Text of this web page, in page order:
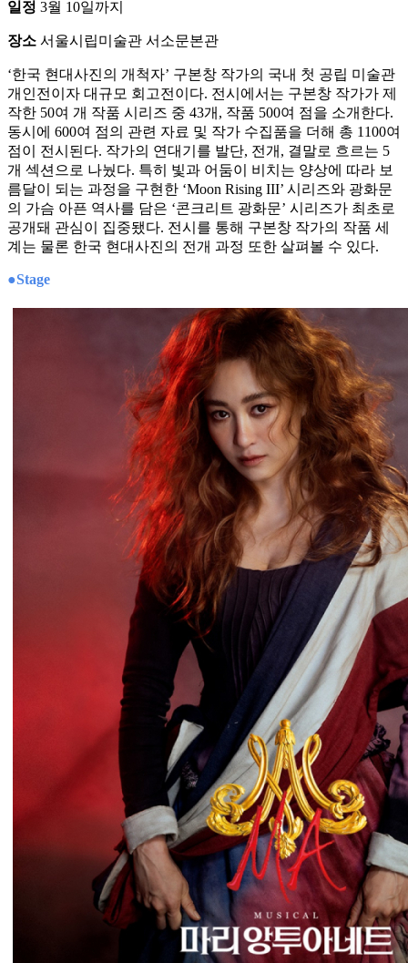
일정 3월 10일까지
장소 서울시립미술관 서소문본관
‘한국 현대사진의 개척자’ 구본창 작가의 국내 첫 공립 미술관
개인전이자 대규모 회고전이다. 전시에서는 구본창 작가가 제
작한 50여 개 작품 시리즈 중 43개, 작품 500여 점을 소개한다.
동시에 600여 점의 관련 자료 및 작가 수집품을 더해 총 1100여
점이 전시된다. 작가의 연대기를 발단, 전개, 결말로 흐르는 5
개 섹션으로 나눴다. 특히 빛과 어둠이 비치는 양상에 따라 보
름달이 되는 과정을 구현한 ‘Moon Rising III’ 시리즈와 광화문
의 가슴 아픈 역사를 담은 ‘콘크리트 광화문’ 시리즈가 최초로
공개돼 관심이 집중됐다. 전시를 통해 구본창 작가의 작품 세
계는 물론 한국 현대사진의 전개 과정 또한 살펴볼 수 있다.
●Stage